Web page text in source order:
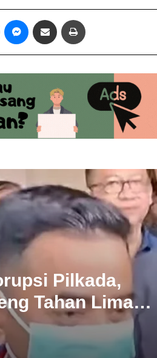
Messenger
Share via Email
Pilkada,
10,11 Gram,
di Barito